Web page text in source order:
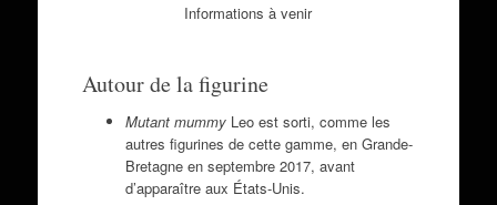
Informations à venir
Autour de la figurine
Mutant mummy Leo est sorti, comme les
autres figurines de cette gamme, en Grande-
Bretagne en septembre 2017, avant
d’apparaître aux États-Unis.